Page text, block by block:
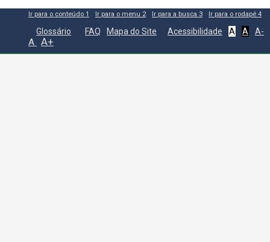
Ir para o conteúdo 1 Ir para o menu 2 Ir para a busca 3 Ir para o rodapé 4
Glossário FAQ Mapa do Site Acessibilidade A A A-
A A+